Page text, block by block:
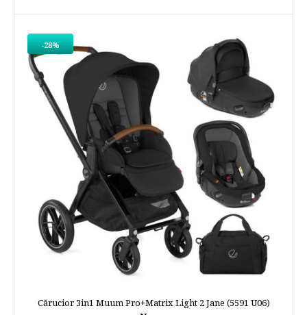
-28%
Cărucior 3in1 Muum Pro+Matrix Light 2 Jane (5591 U06)